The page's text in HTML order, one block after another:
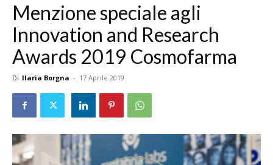
Menzione speciale agli
Innovation and Research
Awards 2019 Cosmofarma
Di Ilaria Borgna - 17 Aprile 2019